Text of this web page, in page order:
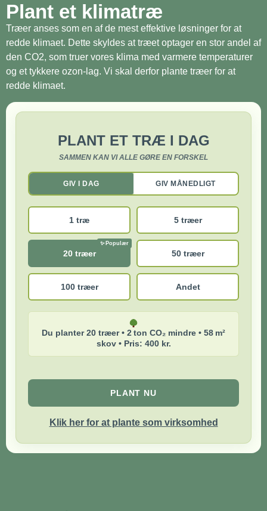
Plant et klimatræ
Træer anses som en af de mest effektive løsninger for at
redde klimaet. Dette skyldes at træet optager en stor andel af
den CO2, som truer vores klima med varmere temperaturer
og et tykkere ozon-lag. Vi skal derfor plante træer for at
redde klimaet.
PLANT ET TRÆ I DAG
SAMMEN KAN VI ALLE GØRE EN FORSKEL
GIV I DAG GIV MÅNEDLIGT
1 træ 5 træer
20 træer 50 træer
100 træer Andet
Du planter 20 træer • 2 ton CO₂ mindre • 58 m²
skov • Pris: 400 kr.
PLANT NU
Klik her for at plante som virksomhed